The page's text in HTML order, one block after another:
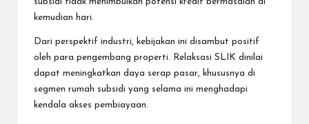
subsidi tidak menimbulkan potensi kredit bermasalah di
kemudian hari.
Dari perspektif industri, kebijakan ini disambut positif
oleh para pengembang properti. Relaksasi SLIK dinilai
dapat meningkatkan daya serap pasar, khususnya di
segmen rumah subsidi yang selama ini menghadapi
kendala akses pembiayaan.